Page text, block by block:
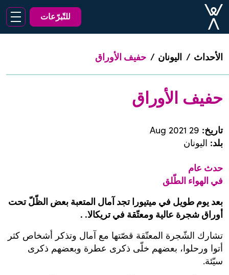
للتّبرّعات
الأحداث / اليونان / حفيف الأوراق
حفيف الأوراق
تاريخ:
29 Aug 2021
بلد: اليونان
حدث عام
في الهواء الطّلق
بعد يوم طويل في ميتيوراتجد آمال المتعبة بعض الظّلّ تحت
أوراق شجرة عالية ومعتّقة فيتريكالا.
.
تشارك الشّجرة المعتّقة قصّتها مع آمال وتذكر أشخاص كثر
أتوا ورحلوا، بعضهم خلّى ذكرى عطرة وبعضهم ذكرى
سيّئة.